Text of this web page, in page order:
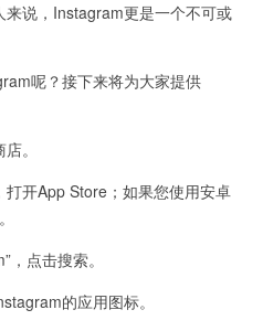
说，Instagram更是一个不可或
呢？接下来将为大家提供
。
开App Store；如果您使用安卓
点击搜索。
的应用图标。